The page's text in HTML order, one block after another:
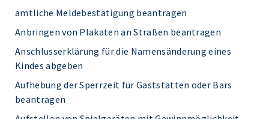
amtliche Meldebestätigung beantragen
Anbringen von Plakaten an Straßen beantragen
Anschlusserklärung für die Namensänderung eines
Kindes abgeben
Aufhebung der Sperrzeit für Gaststätten oder Bars
beantragen